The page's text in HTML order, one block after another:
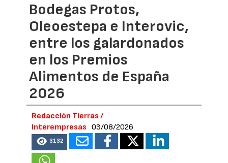
Bodegas Protos,
Oleoestepa e Interovic,
entre los galardonados
en los Premios
Alimentos de España
2026
Redacción Tierras /
Interempresas
03/08/2026
3132